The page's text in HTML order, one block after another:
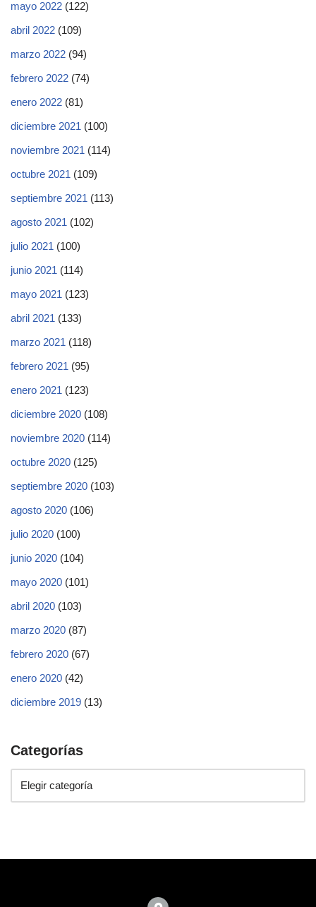
mayo 2022 (122)
abril 2022 (109)
marzo 2022 (94)
febrero 2022 (74)
enero 2022 (81)
diciembre 2021 (100)
noviembre 2021 (114)
octubre 2021 (109)
septiembre 2021 (113)
agosto 2021 (102)
julio 2021 (100)
junio 2021 (114)
mayo 2021 (123)
abril 2021 (133)
marzo 2021 (118)
febrero 2021 (95)
enero 2021 (123)
diciembre 2020 (108)
noviembre 2020 (114)
octubre 2020 (125)
septiembre 2020 (103)
agosto 2020 (106)
julio 2020 (100)
junio 2020 (104)
mayo 2020 (101)
abril 2020 (103)
marzo 2020 (87)
febrero 2020 (67)
enero 2020 (42)
diciembre 2019 (13)
Categorías